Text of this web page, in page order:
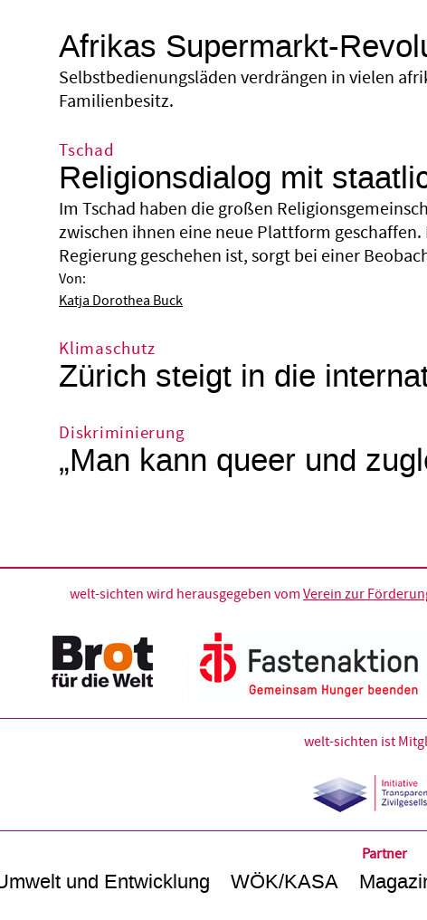
Afrikas Supermarkt-
Selbstbedienungsläden verdrängen in vielen
Familienbesitz.
Tschad
Religionsdialog mit
Im Tschad haben die großen
zwischen ihnen eine neue Plattform geschaffen.
Regierung geschehen ist, sorgt bei einer
Von:
Katja Dorothea Buck
Klimaschutz
Zürich steigt in die
Diskriminierung
„Man kann queer und
welt-sichten wird herausgegeben vom Verein zur
welt-sichten ist
Partner
und Entwicklung WÖK/KASA